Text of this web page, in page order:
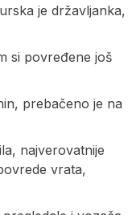
je državljanka,
si povređene još
prebačeno je na
najverovatnije
vrata,